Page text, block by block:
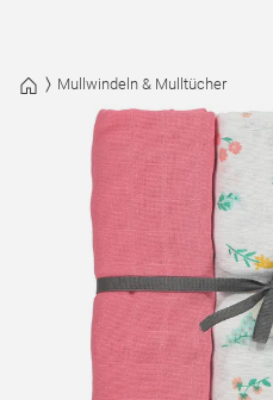
Mullwindeln & Mulltücher